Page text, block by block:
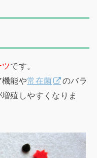
です。
機能や常在菌
のバラ
殖しやすくなりま